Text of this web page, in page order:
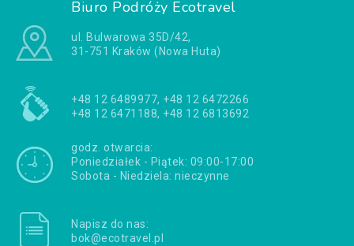
Biuro Podróży Ecotravel
ul. Bulwarowa 35D/42,
31-751 Kraków (Nowa Huta)
+48 12 6489977, +48 12 6472266
+48 12 6471188, +48 12 6813692
godz. otwarcia:
Poniedziałek - Piątek: 09:00-17:00
Sobota - Niedziela: nieczynne
Napisz do nas:
bok@ecotravel.pl